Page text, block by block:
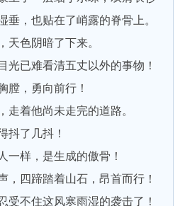
垂，也贴在了峭露的脊骨上。
色阴暗了下来。
已难看清五丈以外的事物！
，勇向前行！
着他尚未走完的道路。
了几抖！
样，是生成的傲骨！
四蹄踏着山石，昂首而行！
不住这风寒雨湿的袭击了！